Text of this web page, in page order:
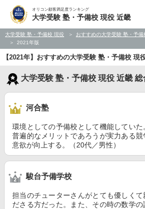
オリコン顧客満足度ランキング
大学受験 塾・予備校 現役 近畿
大学受験 塾・予備校 現役
おすすめの大学受験 塾・予
2021年版
【2021年】おすすめの大学受験 塾・予備校 現
大学受験 塾・予備校 現役 近畿
河合塾
環境としての予備校として機能してい
普遍的なメリットであろうが実力ある
意欲が向上する。（20代／男性）
駿台予備学校
担当のチューターさんがとても優しくて
ださる方だった。また、その時の数学